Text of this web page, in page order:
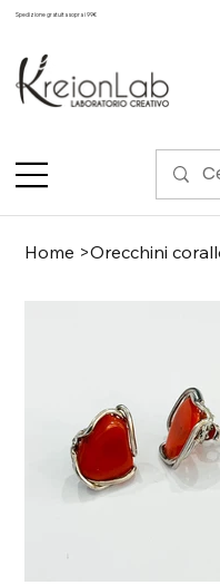
Spedizione gratuita sopra i 99€
Home >Orecchini